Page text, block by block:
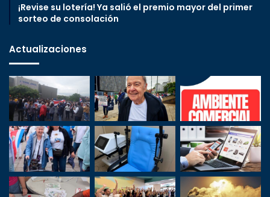
¡Revise su lotería! Ya salió el premio mayor del primer
sorteo de consolación
Actualizaciones